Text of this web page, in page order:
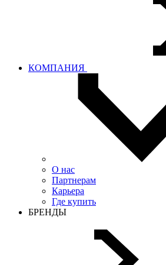
КОМПАНИЯ
О нас
Партнерам
Карьера
Где купить
БРЕНДЫ